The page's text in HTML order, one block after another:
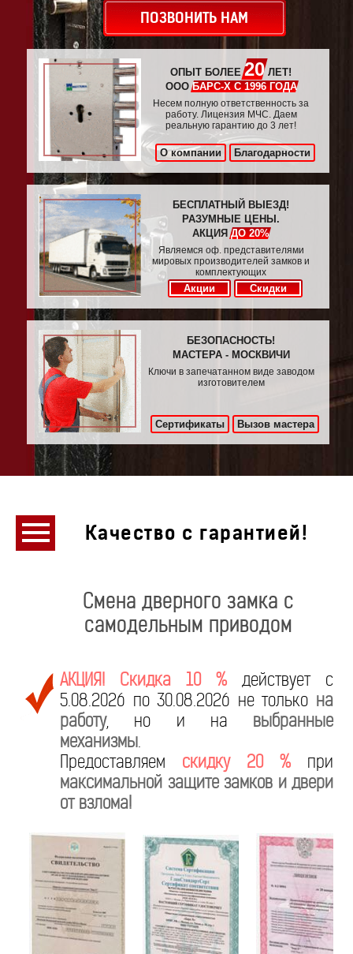
ПОЗВОНИТЬ НАМ
ОПЫТ БОЛЕЕ20ЛЕТ!
ОООБАРС-Х С 1996 ГОДА
Несем полную ответственность за
работу. Лицензия МЧС. Даем
реальную гарантию до 3 лет!
О компании Благодарности
БЕСПЛАТНЫЙ ВЫЕЗД!
РАЗУМНЫЕ ЦЕНЫ.
АКЦИЯДО 20%
Являемся оф. представителями
мировых производителей замков и
комплектующих
Акции Скидки
БЕЗОПАСНОСТЬ!
МАСТЕРА - МОСКВИЧИ
Ключи в запечатанном виде заводом
изготовителем
Сертификаты Вызов мастера
Качество с гарантией!
Смена дверного замка с
самодельным приводом
АКЦИЯ! Скидка 10 % действует с
5.08.2026 по 30.08.2026 не только на
работу, но и на выбранные
механизмы.
Предоставляем скидку 20 % при
максимальной защите замков и двери
от взлома!